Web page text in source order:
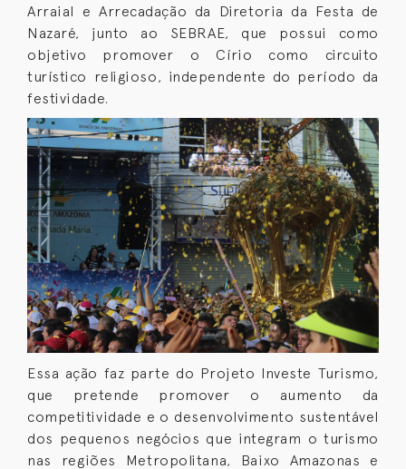
Arraial e Arrecadação da Diretoria da Festa de
Nazaré, junto ao SEBRAE, que possui como
objetivo promover o Círio como circuito
turístico religioso, independente do período da
festividade.
Essa ação faz parte do Projeto Investe Turismo,
que pretende promover o aumento da
competitividade e o desenvolvimento sustentável
dos pequenos negócios que integram o turismo
nas regiões Metropolitana, Baixo Amazonas e